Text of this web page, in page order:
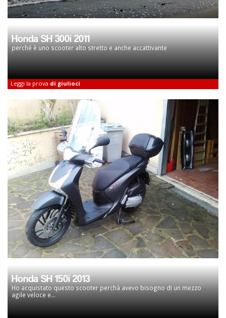
Honda SH 300i 2011
perché è uno scooter alto stretto e anche accattivante
Leggi la prova di giulioci
Honda SH 150i 2013
Ho acquistato questo scooter perchà avevo bisogno di un mezzo
agile veloce e...